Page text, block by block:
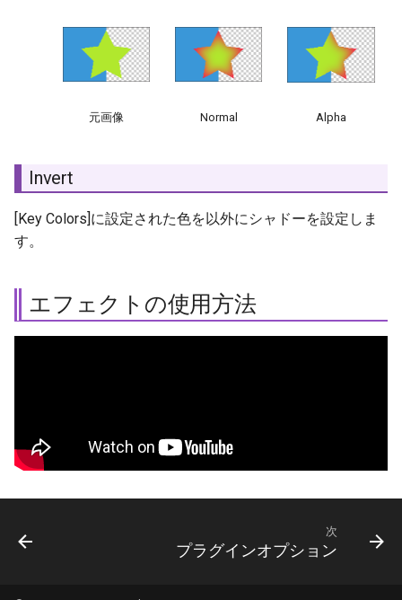
元画像 Normal Alpha
Invert
[Key Colors]に設定された色を以外にシャドーを設定しま
す。
エフェクトの使用方法
次
プラグインオプション